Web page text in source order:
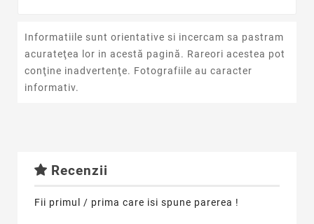
Informatiile sunt orientative si incercam sa pastram
acurateţea lor in acestă pagină. Rareori acestea pot
conţine inadvertenţe. Fotografiile au caracter
informativ.
Recenzii
Fii primul / prima care isi spune parerea !